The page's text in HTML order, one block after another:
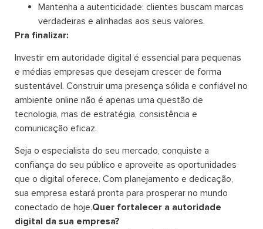
Mantenha a autenticidade: clientes buscam marcas
verdadeiras e alinhadas aos seus valores.
Pra finalizar:
Investir em autoridade digital é essencial para pequenas
e médias empresas que desejam crescer de forma
sustentável. Construir uma presença sólida e confiável no
ambiente online não é apenas uma questão de
tecnologia, mas de estratégia, consistência e
comunicação eficaz.
Seja o especialista do seu mercado, conquiste a
confiança do seu público e aproveite as oportunidades
que o digital oferece. Com planejamento e dedicação,
sua empresa estará pronta para prosperar no mundo
conectado de hoje.Quer fortalecer a autoridade
digital da sua empresa?